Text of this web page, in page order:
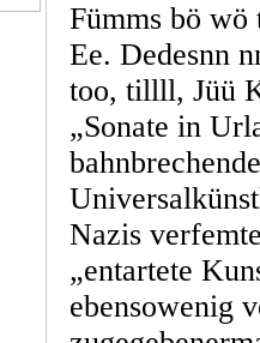
Fümms bö
Ee. Dedesnn
too, tillll, Jüü
„Sonate in
Nazis
„entartete
ebensowenig